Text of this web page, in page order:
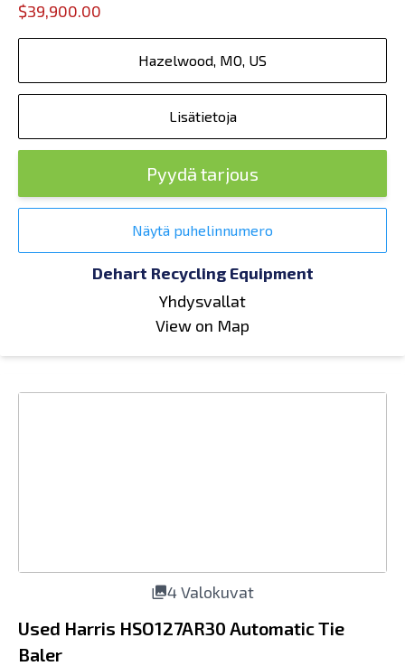
$39,900.00
Hazelwood, MO, US
Lisätietoja
Pyydä tarjous
Näytä puhelinnumero
Dehart Recycling Equipment
Yhdysvallat
View on Map
4 Valokuvat
Used Harris HSO127AR30 Automatic Tie
Baler